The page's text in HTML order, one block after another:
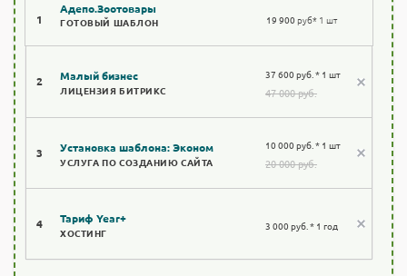
1
Адепо.Зоотовары
ГОТОВЫЙ ШАБЛОН 19 900 руб* 1 шт
2 Малый бизнес
ЛИЦЕНЗИЯ БИТРИКС
37 600 руб. * 1 шт
47 000 руб.
3 Установка шаблона: Эконом
УСЛУГА ПО СОЗДАНИЮ САЙТА
10 000 руб. * 1 шт
20 000 руб.
4 Тариф Year+
ХОСТИНГ
3 000 руб. * 1 год